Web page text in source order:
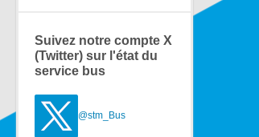
Suivez notre compte X
(Twitter) sur l'état du
service bus
@stm_Bus